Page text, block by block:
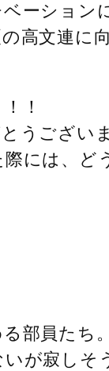
ーション
高文連に
！
うござい
には、ど
部員たち
が寂しそ